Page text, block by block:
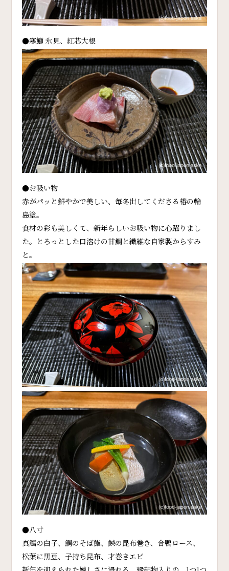
●寒鰤 氷見、紅芯大根
●お吸い物
赤がパッと鮮やかで美しい、毎冬出してくださる椿の輪
島塗。
食材の彩も美しくて、新年らしいお吸い物に心躍りまし
た。とろっとした口溶けの甘鯛と繊維な自家製からすみ
と。
●八寸
真鱈の白子、鯛のそば鮨、鰊の昆布巻き、合鴨ロース、
松葉に黒豆、子持ち昆布、才巻きエビ